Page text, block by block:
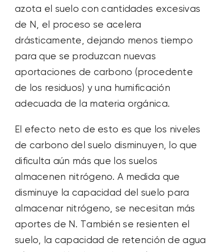
azota el suelo con cantidades excesivas
de N, el proceso se acelera
drásticamente, dejando menos tiempo
para que se produzcan nuevas
aportaciones de carbono (procedente
de los residuos) y una humificación
adecuada de la materia orgánica.
El efecto neto de esto es que los niveles
de carbono del suelo disminuyen, lo que
dificulta aún más que los suelos
almacenen nitrógeno. A medida que
disminuye la capacidad del suelo para
almacenar nitrógeno, se necesitan más
aportes de N. También se resienten el
suelo, la capacidad de retención de agua